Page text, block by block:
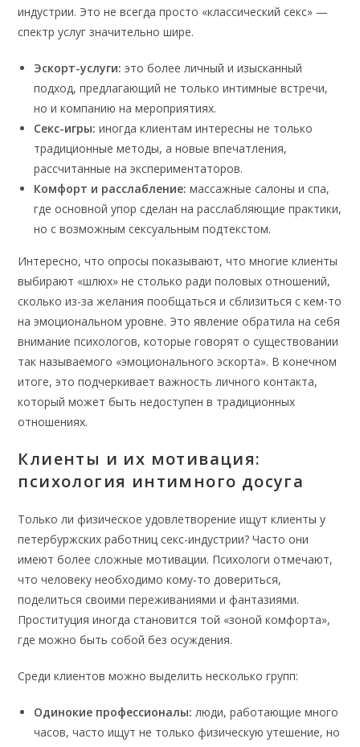
индустрии. Это не всегда просто «классический секс» —
спектр услуг значительно шире.
Эскорт-услуги: это более личный и изысканный
подход, предлагающий не только интимные встречи,
но и компанию на мероприятиях.
Секс-игры: иногда клиентам интересны не только
традиционные методы, а новые впечатления,
рассчитанные на экспериментаторов.
Комфорт и расслабление: массажные салоны и спа,
где основной упор сделан на расслабляющие практики,
но с возможным сексуальным подтекстом.
Интересно, что опросы показывают, что многие клиенты
выбирают «шлюх» не столько ради половых отношений,
сколько из-за желания пообщаться и сблизиться с кем-то
на эмоциональном уровне. Это явление обратила на себя
внимание психологов, которые говорят о существовании
так называемого «эмоционального эскорта». В конечном
итоге, это подчеркивает важность личного контакта,
который может быть недоступен в традиционных
отношениях.
Клиенты и их мотивация:
психология интимного досуга
Только ли физическое удовлетворение ищут клиенты у
петербуржских работниц секс-индустрии? Часто они
имеют более сложные мотивации. Психологи отмечают,
что человеку необходимо кому-то довериться,
поделиться своими переживаниями и фантазиями.
Проституция иногда становится той «зоной комфорта»,
где можно быть собой без осуждения.
Среди клиентов можно выделить несколько групп:
Одинокие профессионалы: люди, работающие много
часов, часто ищут не только физическую утешение, но